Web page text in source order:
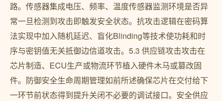
路。传感器集成电压、频率、温度传感器监测环境是否异
常一旦检测到攻击即触发安全状态。抗攻击逻辑在密码算
法实现中加入随机延迟、盲化Blinding等技术使功耗和时
序与密钥值无关抵御边信道攻击。5.3 供应链攻击攻击在
芯片制造、ECU生产或物流环节植入硬件木马或篡改固
件。防御安全生命周期管理如前所述确保芯片在交付给下
一环节前状态得到提升关闭不必要的调试接口。安全供应